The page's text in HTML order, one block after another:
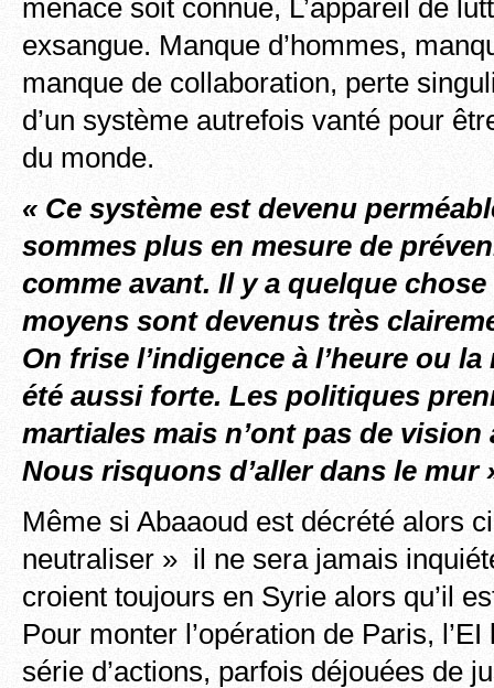
menace soit connue, L’appareil de
exsangue. Manque d’hommes,
manque de collaboration, perte
d’un système autrefois vanté pour
du monde.
« Ce système est devenu
sommes plus en mesure de
comme avant. Il y a quelque
moyens sont devenus très
On frise l’indigence à l’heure ou la
été aussi forte. Les politiques
martiales mais n’ont pas de vision
Nous risquons d’aller dans le mur
Même si Abaaoud est décrété alors
neutraliser » il ne sera jamais
croient toujours en Syrie alors qu’il
Pour monter l’opération de Paris,
série d’actions, parfois déjouées de